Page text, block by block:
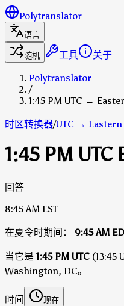
Polytranslator
语言
随机
工具
关于
Polytranslator
/
1:45 PM UTC →
时区转换器/UTC → Eastern
1:45 PM UTC
回答
8:45 AM EST
在夏令时期间： 9:45 AM
当它是1:45 PM UTC (13:45
Washington, DC。
时间 现在